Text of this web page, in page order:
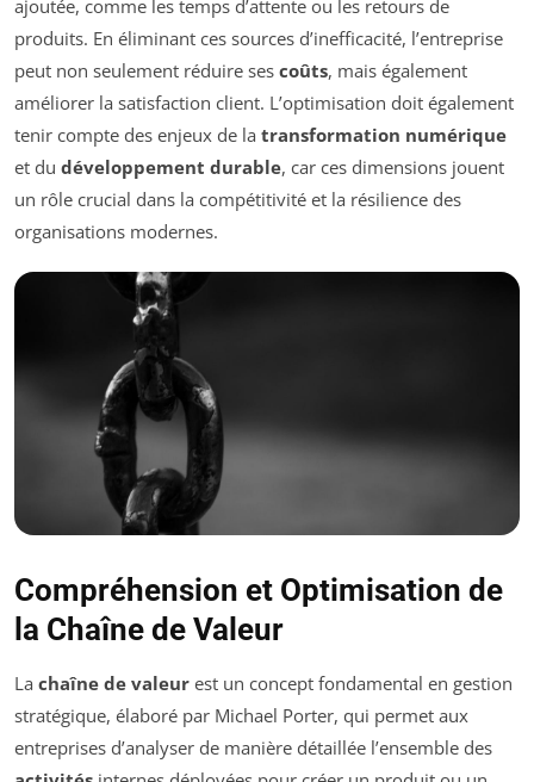
ajoutée, comme les temps d’attente ou les retours de
produits. En éliminant ces sources d’inefficacité, l’entreprise
peut non seulement réduire ses coûts, mais également
améliorer la satisfaction client. L’optimisation doit également
tenir compte des enjeux de la transformation numérique
et du développement durable, car ces dimensions jouent
un rôle crucial dans la compétitivité et la résilience des
organisations modernes.
Compréhension et Optimisation de
la Chaîne de Valeur
La chaîne de valeur est un concept fondamental en gestion
stratégique, élaboré par Michael Porter, qui permet aux
entreprises d’analyser de manière détaillée l’ensemble des